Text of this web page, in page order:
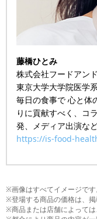
藤橋ひとみ
株式会社フードアン
東京大学大学院医学
毎日の食事で 心と体
りに貢献すべく、コ
発、メディア出演な
https://is-food-
※画像はすべてイメージです
※登場する商品の価格は、掲
※商品または店舗によっては